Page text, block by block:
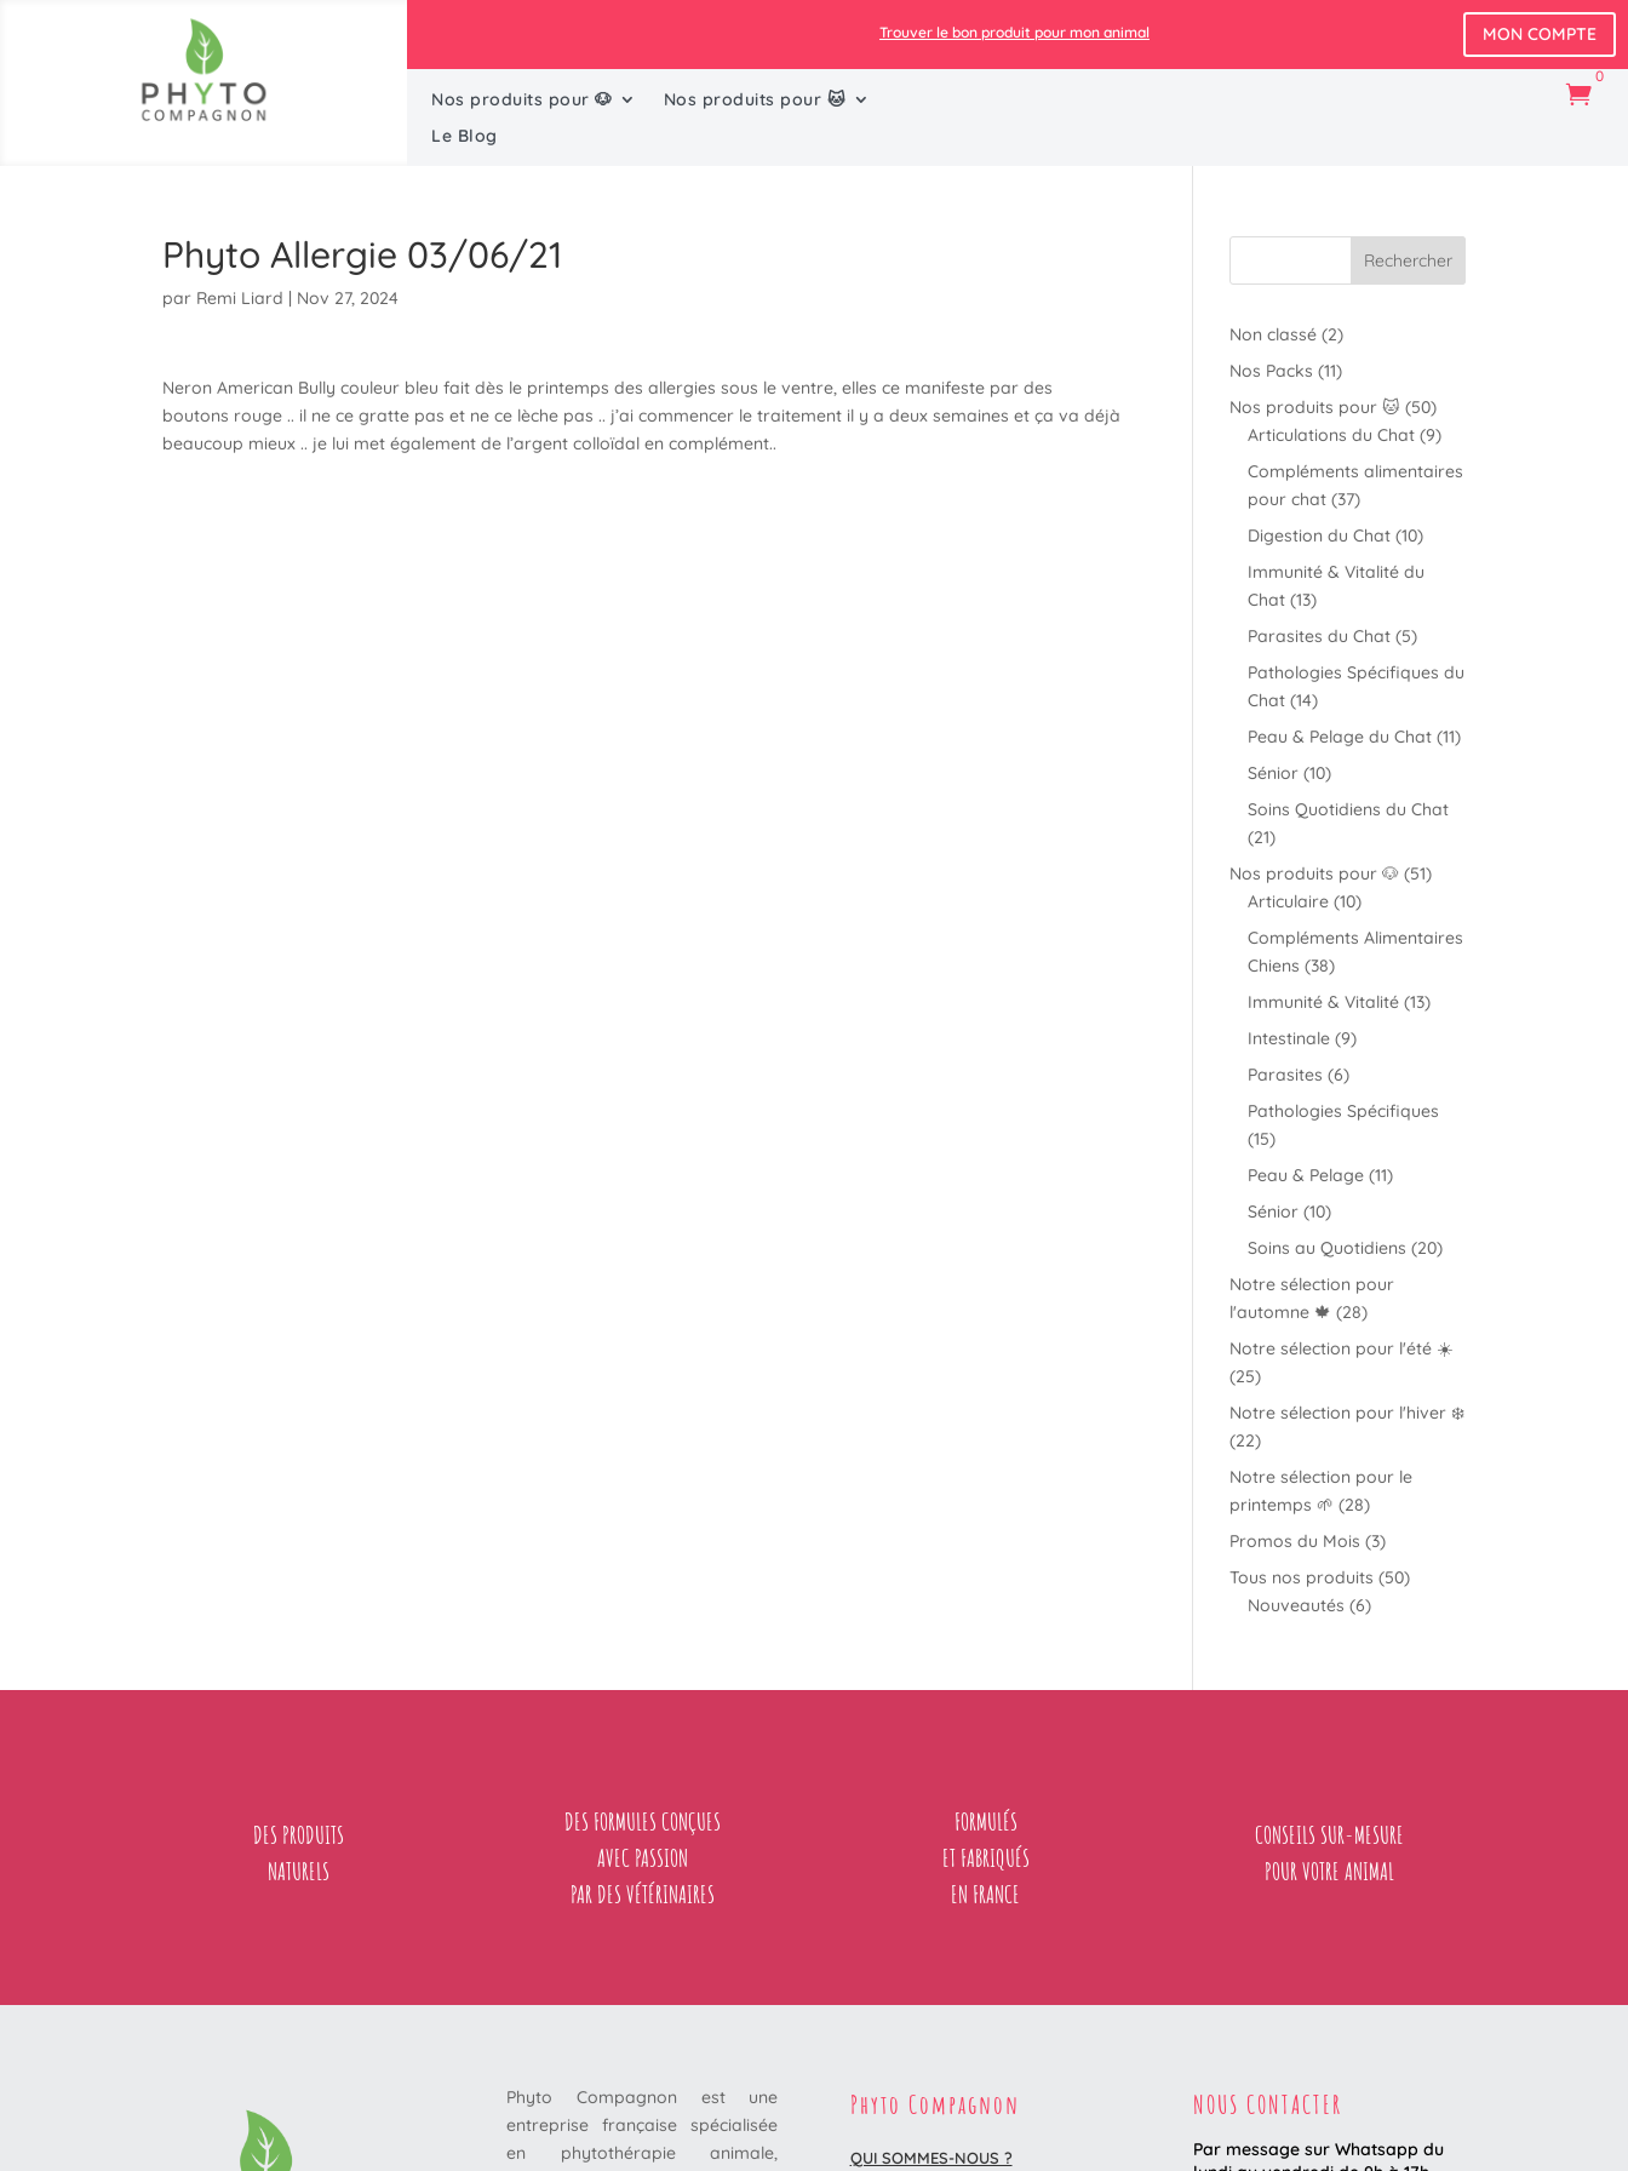
Trouver le bon produit pour mon animal MON COMPTE
Nos produits pour 🐶
Nos produits pour 🐱
Le Blog

0
Phyto Allergie 03/06/21
par Remi Liard | Nov 27, 2024
Neron American Bully couleur bleu fait dès le printemps des allergies sous le ventre, elles ce manifeste par des
boutons rouge .. il ne ce gratte pas et ne ce lèche pas .. j’ai commencer le traitement il y a deux semaines et ça va déjà
beaucoup mieux .. je lui met également de l’argent colloïdal en complément..
Rechercher
Non classé 22
produits
Nos Packs 1111
produits
Nos produits pour 🐱 5050
produits
Articulations du Chat 99
produits
Compléments alimentaires
pour chat 3737
produits
Digestion du Chat 1010
Immunité & Vitalité du
Chat 1313
produits
Parasites du Chat 55
produits
Pathologies Spécifiques du
Chat 1414
produits
Peau & Pelage du Chat 1111
Sénior 1010
produits
Soins Quotidiens du Chat
2121
produits
Nos produits pour 🐶 5151
Articulaire 1010
produits
Compléments Alimentaires
Chiens 3838
produits
Immunité & Vitalité 1313
Intestinale 99
Parasites 66
produits
Pathologies Spécifiques
1515
produits
Peau & Pelage 1111
Sénior 1010
produits
Soins au Quotidiens 2020
Notre sélection pour
l'automne 🍁
2828
produits
Notre sélection pour l'été ☀️
2525
produits
Notre sélection pour l'hiver ❄️
2222
produits
Notre sélection pour le
printemps 🌱
2828
produits
Promos du Mois 33
produits
Tous nos produits 5050
Nouveautés 66
DES PRODUITS
NATURELS
DES FORMULES CONÇUES
AVEC PASSION
PAR DES VÉTÉRINAIRES
FORMULÉS
ET FABRIQUÉS
EN FRANCE
CONSEILS SUR-MESURE
POUR VOTRE ANIMAL
Phyto Compagnon est une
entreprise française spécialisée
en phytothérapie animale,
Phyto Compagnon
QUI SOMMES-NOUS ?
NOUS CONTACTER
Par message sur Whatsapp du
Profitez de -10% sur votre 1ère commande : code BIENVENUE OK ! :)